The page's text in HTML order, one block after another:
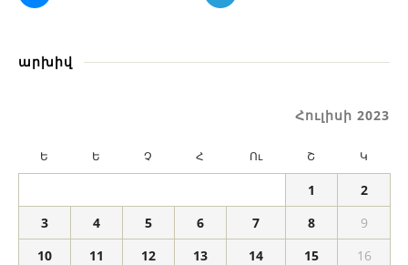
արխիվ
Հուլիսի 2023
Ե Ե Չ Հ Ու Շ Կ
1
2
3
4 5 6 7 8
9
10
11 12 13 14 15
16